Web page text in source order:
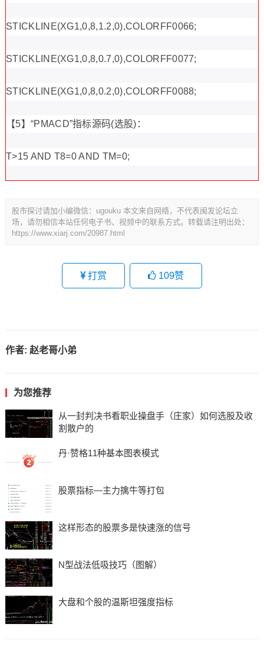
STICKLINE(XG1,0,8,1.2,0),COLORFF0066;
STICKLINE(XG1,0,8,0.7,0),COLORFF0077;
STICKLINE(XG1,0,8,0.2,0),COLORFF0088;
【5】“PMACD”指标源码(选股)：
T>15 AND T8=0 AND TM=0;
股市探讨请加小编微信：ugouku 本文来自网络，不代表闽发论坛立
场，请勿相信本站任何电子书、视频中的联系方式。转载请注明出处：
https://www.xiarj.com/20987.html
打赏 109赞
作者: 赵老哥小弟
为您推荐
从一封判决书看职业操盘手（庄家）如何选股及收
割散户的
丹·赞格11种基本图表模式
股票指标—主力擒牛等打包
这样形态的股票多是快速涨的信号
N型战法低吸技巧（图解）
大盘和个股的温斯坦强度指标